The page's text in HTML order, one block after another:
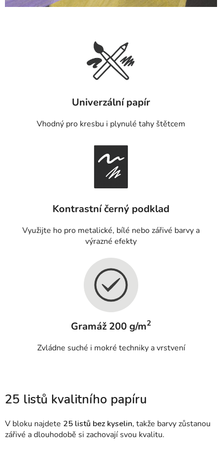
Univerzální papír
Vhodný pro kresbu i plynulé tahy štětcem
Kontrastní černý podklad
Využijte ho pro metalické, bílé nebo zářivé barvy a
výrazné efekty
Gramáž 200 g/m2
Zvládne suché i mokré techniky a vrstvení
25 listů kvalitního papíru
V bloku najdete 25 listů bez kyselin, takže barvy zůstanou
zářivé a dlouhodobě si zachovají svou kvalitu.